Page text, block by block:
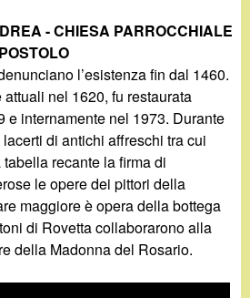
- CHIESA PARROCCHIALE
l’esistenza fin dal 1460.
nel 1620, fu restaurata
e internamente nel 1973. Durante
di antichi affreschi tra cui
recante la firma di
le opere dei pittori della
maggiore è opera della bottega
di Rovetta collaborarono alla
della Madonna del Rosario.